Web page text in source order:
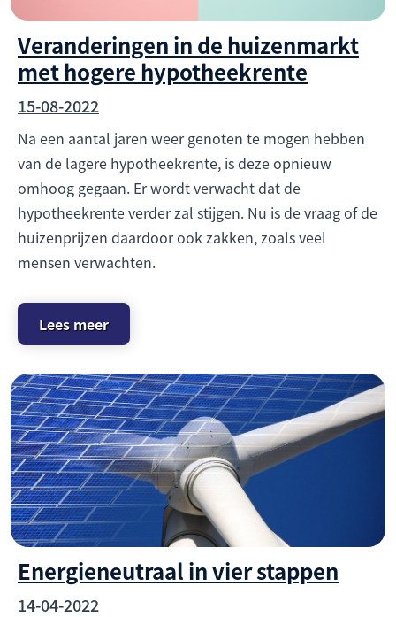
Veranderingen in de huizenmarkt
met hogere hypotheekrente
15-08-2022
Na een aantal jaren weer genoten te mogen hebben
van de lagere hypotheekrente, is deze opnieuw
omhoog gegaan. Er wordt verwacht dat de
hypotheekrente verder zal stijgen. Nu is de vraag of de
huizenprijzen daardoor ook zakken, zoals veel
mensen verwachten.
Lees meer
Energieneutraal in vier stappen
14-04-2022